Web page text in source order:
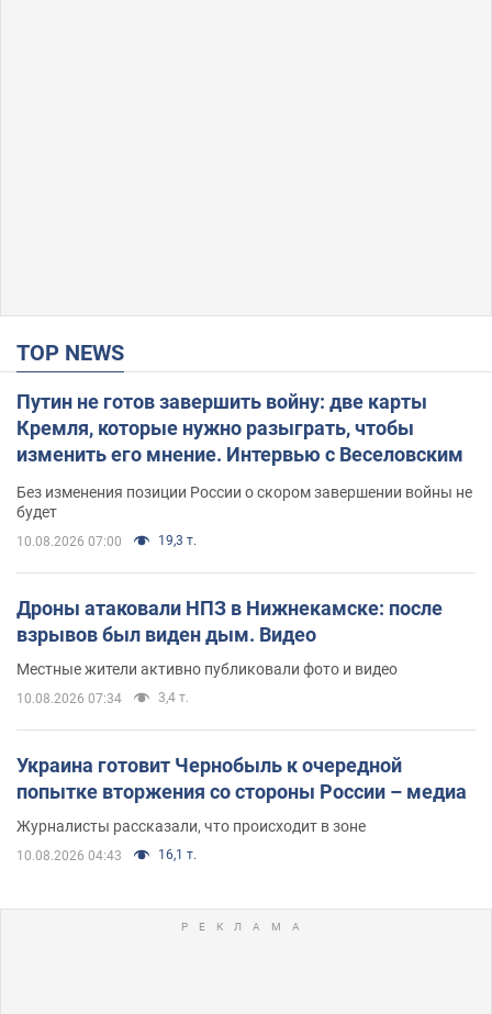
TOP NEWS
Путин не готов завершить войну: две карты
Кремля, которые нужно разыграть, чтобы
изменить его мнение. Интервью с Веселовским
Без изменения позиции России о скором завершении войны не
будет
10.08.2026 07:00 19,3 т.
Дроны атаковали НПЗ в Нижнекамске: после
взрывов был виден дым. Видео
Местные жители активно публиковали фото и видео
10.08.2026 07:34 3,4 т.
Украина готовит Чернобыль к очередной
попытке вторжения со стороны России – медиа
Журналисты рассказали, что происходит в зоне
10.08.2026 04:43 16,1 т.